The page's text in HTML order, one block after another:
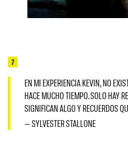
7
EN MI EXPERIENCIA KEVIN, NO
HACE MUCHO TIEMPO. SOLO HAY
SIGNIFICAN ALGO Y RECUERDOS
— SYLVESTER STALLONE